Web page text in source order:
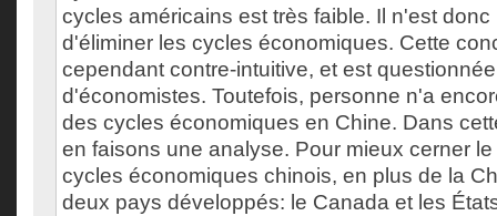
cycles américains est très faible. Il n'est
d'éliminer les cycles économiques. Cette
cependant contre-intuitive, et est
d'économistes. Toutefois, personne n'a
des cycles économiques en Chine. Dans
en faisons une analyse. Pour mieux cerner
cycles économiques chinois, en plus de la
deux pays développés: le Canada et les